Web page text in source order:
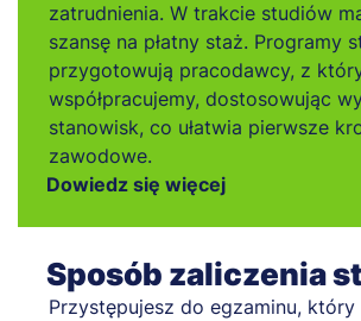
zatrudnienia. W trakcie studiów
szansę na płatny staż. Programy
przygotowują pracodawcy, z
współpracujemy, dostosowując
stanowisk, co ułatwia pierwsze
zawodowe.
Dowiedz się więcej
Sposób zaliczenia
Przystępujesz do egzaminu, który